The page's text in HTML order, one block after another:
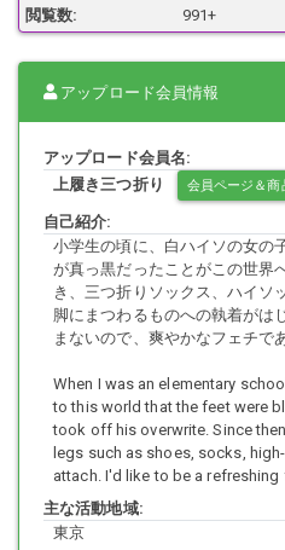
モデルさんの顔は写っていません。
足サイズ：21.5?
閲覧数: 991+
アップロード会員情報
アップロード会員名:
上履き三つ折り
会員ページ＆商
自己紹介:
小学生の頃に、白ハイソの女の
が真っ黒だったことがこの世界
き、三つ折りソックス、ハイソ
脚にまつわるものへの執着がは
まないので、爽やかなフェチで
When I was an elementary
to this world that the feet were
took off his overwrite. Since
legs such as shoes, socks,
attach. I'd like to be a refreshing
主な活動地域:
東京